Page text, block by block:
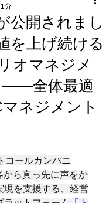
公開されまし
を上げ続ける
オマネジメ
――全体最適
ネジメント
分
コールカンパニ
から真っ先に声をか
現を支援する、経営